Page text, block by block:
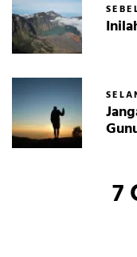
7